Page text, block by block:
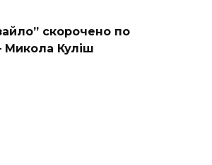
скорочено по
Микола Куліш